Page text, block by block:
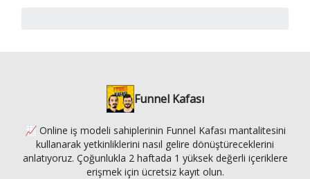
Funnel Kafası
📈 Online iş modeli sahiplerinin Funnel Kafası mantalitesini
kullanarak yetkinliklerini nasıl gelire dönüştüreceklerini
anlatıyoruz. Çoğunlukla 2 haftada 1 yüksek değerli içeriklere
erişmek için ücretsiz kayıt olun.